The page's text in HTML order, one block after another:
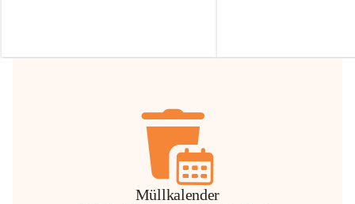
Hilfsbereitschaft!
Müllkalender